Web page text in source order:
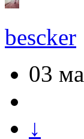
bescker
03
↓